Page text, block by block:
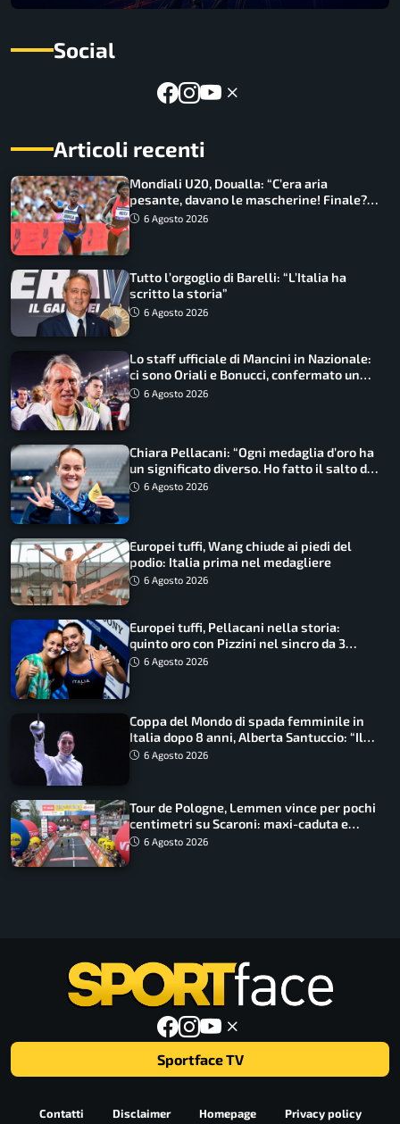
Social
Articoli recenti
Mondiali U20, Doualla: “C’era aria
pesante, davano le mascherine! Finale?
Non ho nulla da perdere”
6 Agosto 2026
Tutto l’orgoglio di Barelli: “L’Italia ha
scritto la storia”
6 Agosto 2026
Lo staff ufficiale di Mancini in Nazionale:
ci sono Oriali e Bonucci, confermato un
ritorno
6 Agosto 2026
Chiara Pellacani: “Ogni medaglia d’oro ha
un significato diverso. Ho fatto il salto di
qualità”
6 Agosto 2026
Europei tuffi, Wang chiude ai piedi del
podio: Italia prima nel medagliere
6 Agosto 2026
Europei tuffi, Pellacani nella storia:
quinto oro con Pizzini nel sincro da 3
metri
6 Agosto 2026
Coppa del Mondo di spada femminile in
Italia dopo 8 anni, Alberta Santuccio: “Il
lavoro dà sempre i suoi frutti”
6 Agosto 2026
Tour de Pologne, Lemmen vince per pochi
centimetri su Scaroni: maxi-caduta e
tappa accorciata
6 Agosto 2026
Sportface TV
Contatti Disclaimer Homepage Privacy policy